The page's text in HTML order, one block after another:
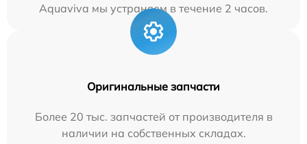
Aquaviva мы устраняем в течение 2 часов.
Оригинальные запчасти
Более 20 тыс. запчастей от производителя в
наличии на собственных складах.